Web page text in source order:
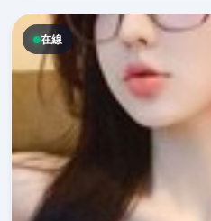
在線